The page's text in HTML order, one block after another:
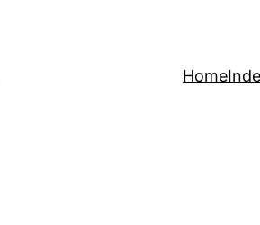
Home